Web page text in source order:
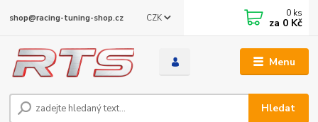
Menu
CZK
Hledat
shop@racing-tuning-shop.cz 0 ks
za 0 Kč